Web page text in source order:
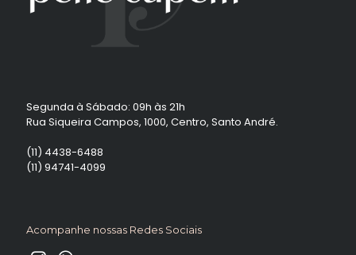
Segunda à Sábado: 09h às 21h
Rua Siqueira Campos, 1000, Centro, Santo André.
(11) 4438-6488
(11) 94741-4099
Acompanhe nossas Redes Sociais